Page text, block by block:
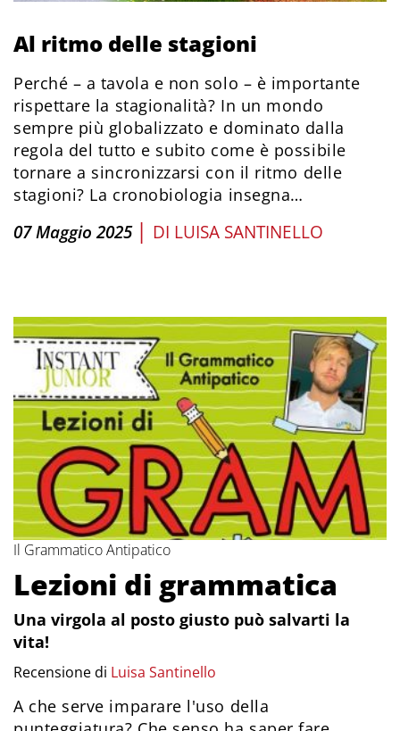
Al ritmo delle stagioni
Perché – a tavola e non solo – è importante
rispettare la stagionalità? In un mondo
sempre più globalizzato e dominato dalla
regola del tutto e subito come è possibile
tornare a sincronizzarsi con il ritmo delle
stagioni? La cronobiologia insegna…
07 Maggio 2025 | DI LUISA SANTINELLO
Il Grammatico Antipatico
Lezioni di grammatica
Una virgola al posto giusto può salvarti la
vita!
Recensione di Luisa Santinello
A che serve imparare l'uso della